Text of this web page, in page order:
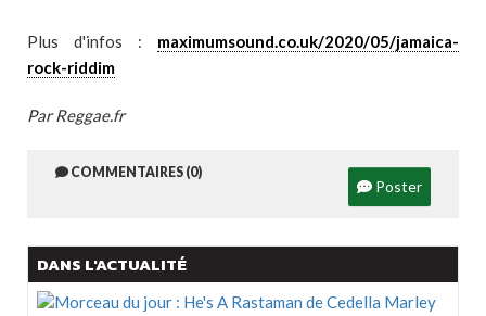
Plus d'infos : maximumsound.co.uk/2020/05/jamaica-
rock-riddim
Par Reggae.fr
COMMENTAIRES (0)
Poster
DANS L'ACTUALITÉ